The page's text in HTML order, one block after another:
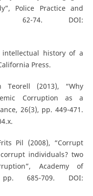
Police Practice and
62-74. DOI:
intellectual history of a
Press.
Teorell (2013), “Why
Corruption as a
26(3), pp. 449-471.
Pil (2008), “Corrupt
individuals? two
Academy of
685-709. DOI: